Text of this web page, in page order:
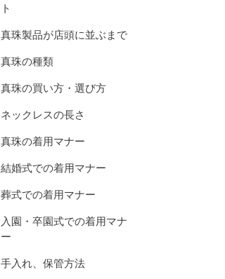
ト
真珠製品が店頭に並ぶまで
真珠の種類
真珠の買い方・選び方
ネックレスの長さ
真珠の着用マナー
結婚式での着用マナー
葬式での着用マナー
入園・卒園式での着用マナ
ー
手入れ、保管方法